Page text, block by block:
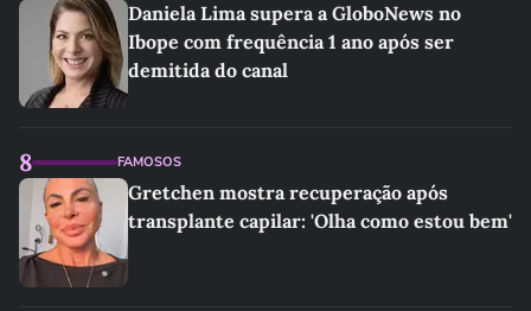
Daniela Lima supera a GloboNews no
Ibope com frequência 1 ano após ser
demitida do canal
8 FAMOSOS
Gretchen mostra recuperação após
transplante capilar: 'Olha como estou bem'